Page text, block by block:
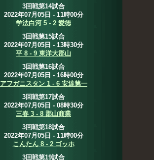
3回戦第14試合
2022年07月05日 - 11時00分
学法白河 5 - 2 愛徳
3回戦第15試合
2022年07月05日 - 13時30分
平 8 - 9 東洋大郡山
3回戦第16試合
2022年07月05日 - 16時00分
アフガニスタン 1 - 6 安達第一
3回戦第17試合
2022年07月05日 - 08時30分
三春 3 - 8 郡山商業
3回戦第18試合
2022年07月05日 - 11時00分
こんたん 8 - 2 ゴッホ
3回戦第19試合